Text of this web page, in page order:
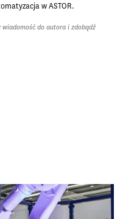
w ASTOR.
do autora i zdobądź